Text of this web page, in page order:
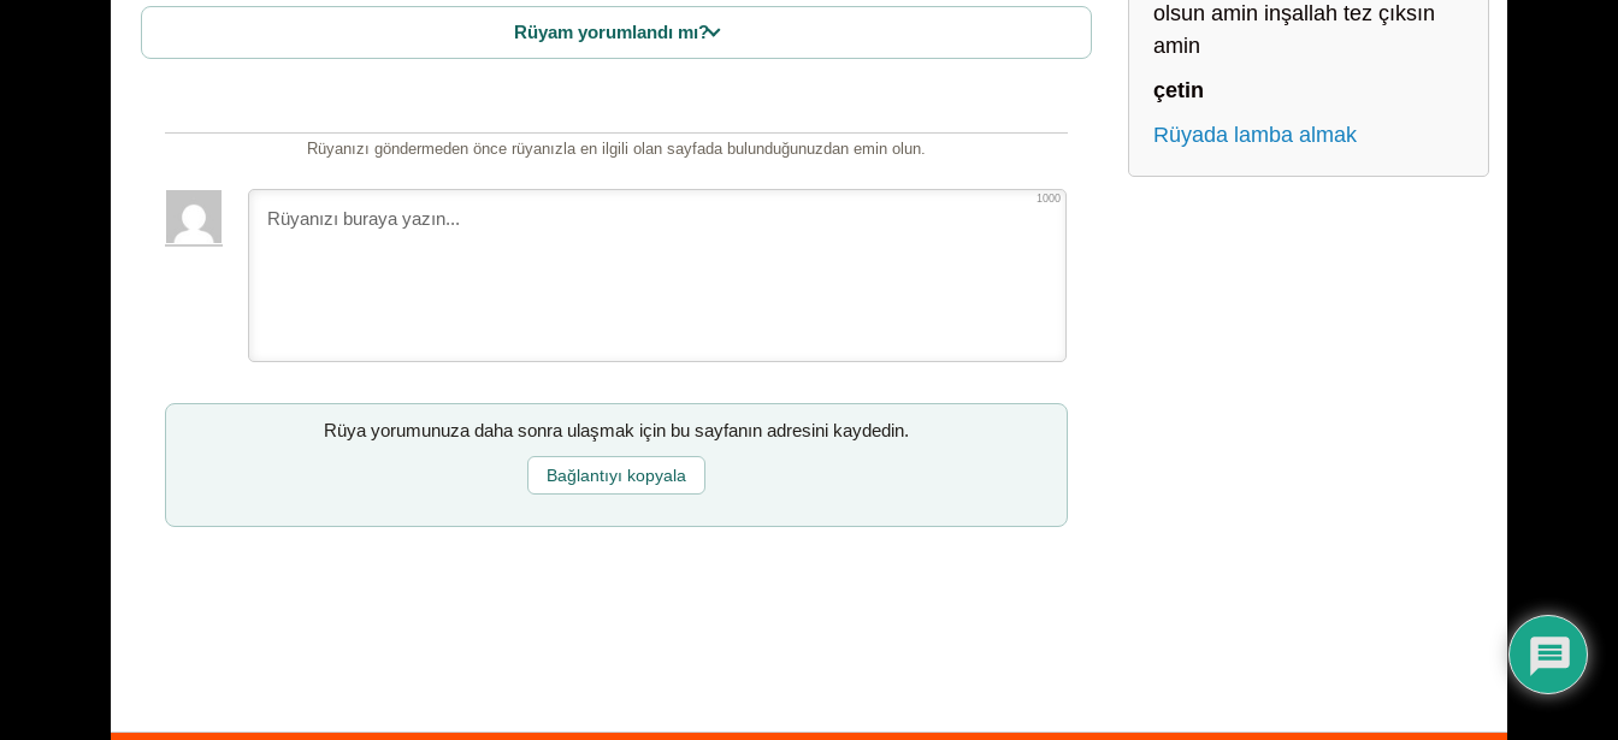
Rüyam yorumlandı mı?
Rüyanızı göndermeden önce rüyanızla en ilgili olan sayfada bulunduğunuzdan emin olun.
1000
Rüya yorumunuza daha sonra ulaşmak için bu sayfanın adresini kaydedin.
Bağlantıyı kopyala
olsun amin inşallah tez çıksın
amin
çetin
Rüyada lamba almak